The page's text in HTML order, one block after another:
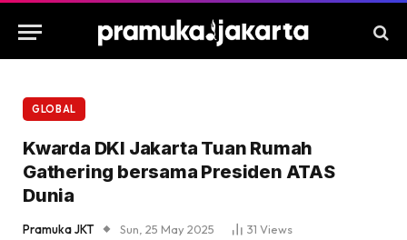
GLOBAL
Kwarda DKI Jakarta Tuan Rumah
Gathering bersama Presiden ATAS
Dunia
Pramuka JKT Sun, 25 May 2025 31 Views